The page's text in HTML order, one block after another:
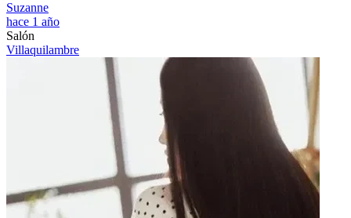
Suzanne
hace 1 año
Salón
Villaquilambre